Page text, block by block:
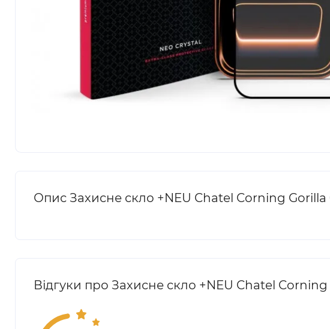
Опис Захисне скло +NEU Chatel Corning
Відгуки про Захисне скло +NEU Chatel